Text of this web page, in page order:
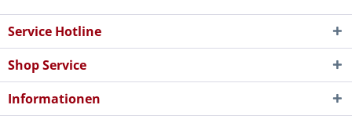
Service Hotline
Shop Service
Informationen